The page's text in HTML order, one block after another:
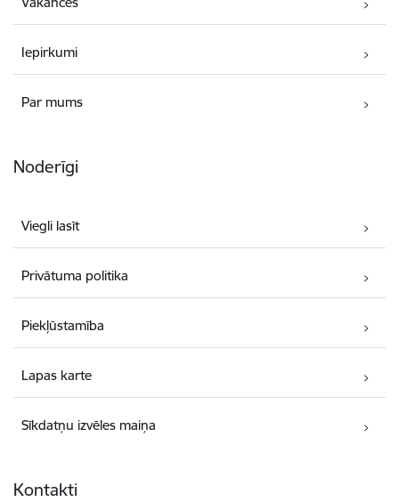
Iepirkumi
Par mums
Noderīgi
Viegli lasīt
Privātuma politika
Piekļūstamība
Lapas karte
Sīkdatņu izvēles maiņa
Kontakti